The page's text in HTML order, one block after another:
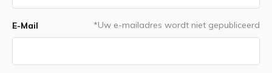
E-Mail *Uw e-mailadres wordt niet gepubliceerd